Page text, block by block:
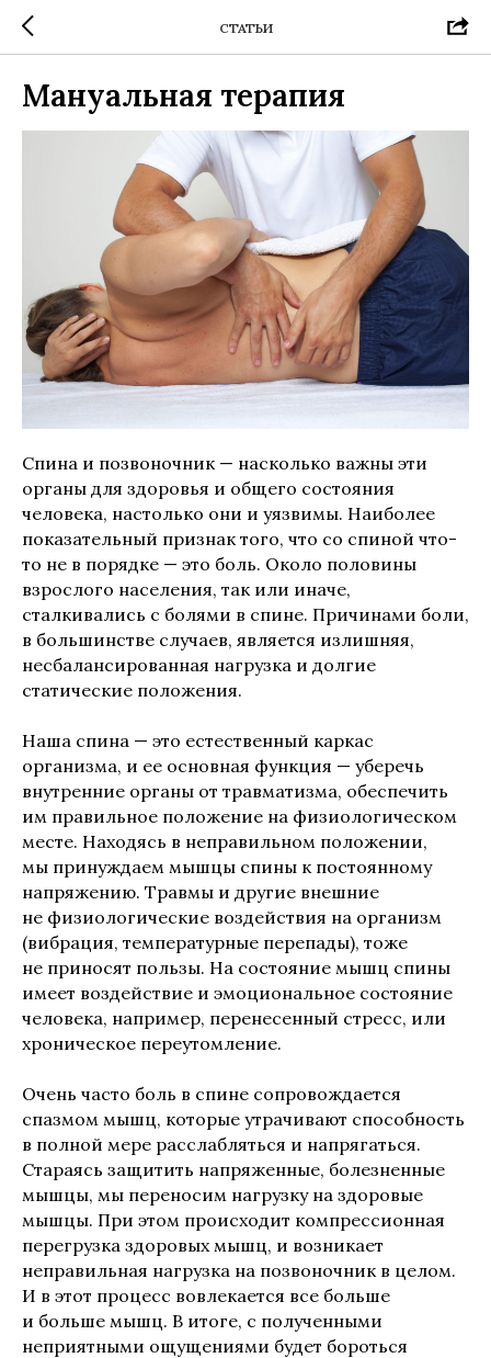
СТАТЬИ
Мануальная терапия
Спина и позвоночник — насколько важны эти
органы для здоровья и общего состояния
человека, настолько они и уязвимы. Наиболее
показательный признак того, что со спиной что-
то не в порядке — это боль. Около половины
взрослого населения, так или иначе,
сталкивались с болями в спине. Причинами боли,
в большинстве случаев, является излишняя,
несбалансированная нагрузка и долгие
статические положения.
Наша спина — это естественный каркас
организма, и ее основная функция — уберечь
внутренние органы от травматизма, обеспечить
им правильное положение на физиологическом
месте. Находясь в неправильном положении,
мы принуждаем мышцы спины к постоянному
напряжению. Травмы и другие внешние
не физиологические воздействия на организм
(вибрация, температурные перепады), тоже
не приносят пользы. На состояние мышц спины
имеет воздействие и эмоциональное состояние
человека, например, перенесенный стресс, или
хроническое переутомление.
Очень часто боль в спине сопровождается
спазмом мышц, которые утрачивают способность
в полной мере расслабляться и напрягаться.
Стараясь защитить напряженные, болезненные
мышцы, мы переносим нагрузку на здоровые
мышцы. При этом происходит компрессионная
перегрузка здоровых мышц, и возникает
неправильная нагрузка на позвоночник в целом.
И в этот процесс вовлекается все больше
и больше мышц. В итоге, с полученными
неприятными ощущениями будет бороться